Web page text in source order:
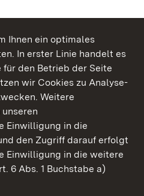
Ihnen ein optimales
In erster Linie handelt es
den Betrieb der Seite
wir Cookies zu Analyse-
Weitere
Einwilligung in die
den Zugriff darauf erfolgt
Einwilligung in die weitere
6 Abs. 1 Buchstabe a)
Baden‑Württemberg
Baden-Württemberg